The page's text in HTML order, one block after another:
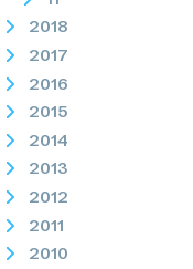
2018
2017
2016
2015
2014
2013
2012
2011
2010